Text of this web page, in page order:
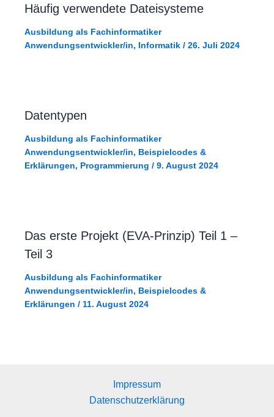
Häufig verwendete Dateisysteme
Ausbildung als Fachinformatiker
Anwendungsentwickler/in, Informatik / 26. Juli 2024
Datentypen
Ausbildung als Fachinformatiker
Anwendungsentwickler/in, Beispielcodes &
Erklärungen, Programmierung / 9. August 2024
Das erste Projekt (EVA-Prinzip) Teil 1 –
Teil 3
Ausbildung als Fachinformatiker
Anwendungsentwickler/in, Beispielcodes &
Erklärungen / 11. August 2024
Impressum
Datenschutzerklärung